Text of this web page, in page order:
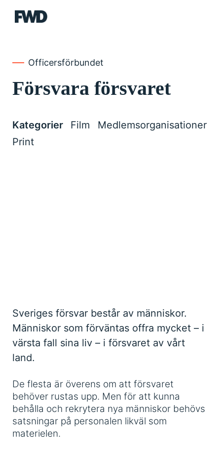
FWD
Officersförbundet
Försvara försvaret
Kategorier Film
Medlemsorganisationer
Print
Sveriges försvar består av människor.
Människor som förväntas offra mycket – i
värsta fall sina liv – i försvaret av vårt
land.
De flesta är överens om att försvaret
behöver rustas upp. Men för att kunna
behålla och rekrytera nya människor behövs
satsningar på personalen likväl som
materielen.